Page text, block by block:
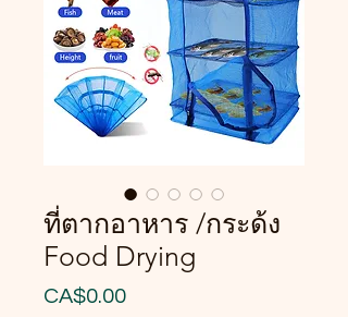
ที่ตากอาหาร /กระด้ง
Food Drying
CA$0.00Price